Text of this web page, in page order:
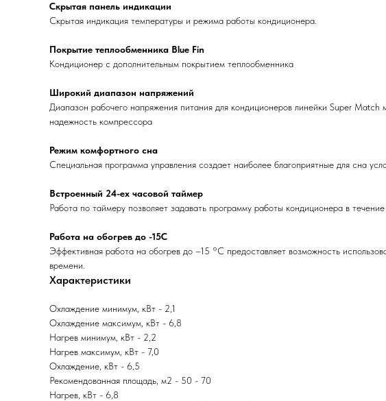
Скрытая панель индикации
Скрытая индикация температуры и режима работы кондиционера.
Покрытие теплообменника Blue Fin
Кондиционер с дополнительным покрытием теплообменника
Широкий диапазон напряжений
Диапазон рабочего напряжения питания для кондиционеров линейки Super
надежность компрессора
Режим комфортного сна
Специальная программа управления создает наиболее благоприятные для сна
Встроенный 24-ех часовой таймер
Работа по таймеру позволяет задавать программу работы кондиционера в течение
Работа на обогрев до -15С
Эффективная работа на обогрев до –15 °С предоставляет возможность
времени.
Характеристики
Охлаждение минимум, кВт - 2,1
Охлаждение максимум, кВт - 6,8
Нагрев минимум, кВт - 2,2
Нагрев максимум, кВт - 7,0
Охлаждение, кВт - 6,5
Рекомендованная площадь, м2 - 50 - 70
Нагрев, кВт - 6,8